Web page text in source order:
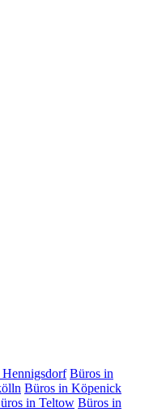
Büros in
Büros in Köpenick
in Teltow Büros in